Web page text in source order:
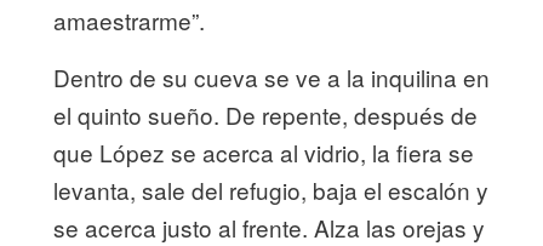
amaestrarme”.
Dentro de su cueva se ve a la inquilina en
el quinto sueño. De repente, después de
que López se acerca al vidrio, la fiera se
levanta, sale del refugio, baja el escalón y
se acerca justo al frente. Alza las orejas y